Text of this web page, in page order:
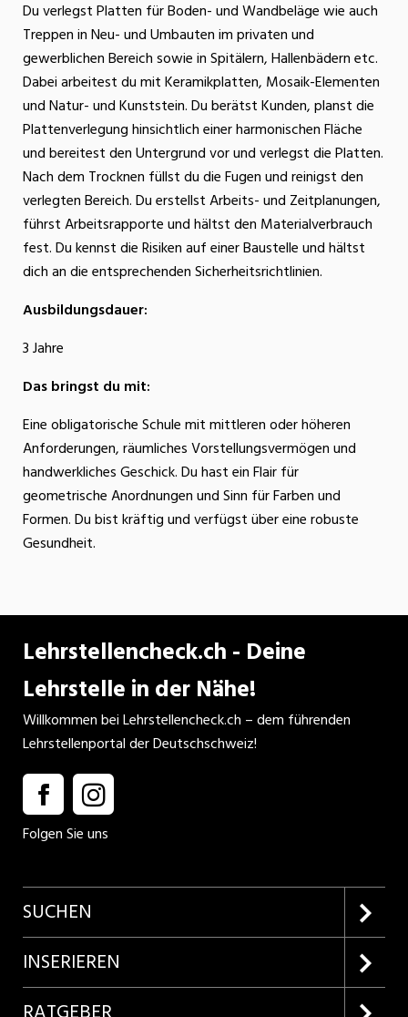
Nahrung
Natur
Verkehr/Logistik
Wirtschaft/Verwaltung
Du verlegst Platten für Boden- und Wandbeläge wie auch
Treppen in Neu- und Umbauten im privaten und
gewerblichen Bereich sowie in Spitälern, Hallenbädern etc.
Dabei arbeitest du mit Keramikplatten, Mosaik-Elementen
und Natur- und Kunststein. Du berätst Kunden, planst die
Plattenverlegung hinsichtlich einer harmonischen Fläche
und bereitest den Untergrund vor und verlegst die Platten.
Nach dem Trocknen füllst du die Fugen und reinigst den
verlegten Bereich. Du erstellst Arbeits- und Zeitplanungen,
führst Arbeitsrapporte und hältst den Materialverbrauch
fest. Du kennst die Risiken auf einer Baustelle und hältst
dich an die entsprechenden Sicherheitsrichtlinien.
Ausbildungsdauer:
3 Jahre
Das bringst du mit:
Eine obligatorische Schule mit mittleren oder höheren
Anforderungen, räumliches Vorstellungsvermögen und
handwerkliches Geschick. Du hast ein Flair für
geometrische Anordnungen und Sinn für Farben und
Formen. Du bist kräftig und verfügst über eine robuste
Gesundheit.
Lehrstellencheck.ch - Deine
Lehrstelle in der Nähe!
Willkommen bei Lehrstellencheck.ch – dem führenden
Lehrstellenportal der Deutschschweiz!
Folgen Sie uns
SUCHEN
Firmenprofile entdecken
Lehrstellen suchen
INSERIEREN
Kundenlogin